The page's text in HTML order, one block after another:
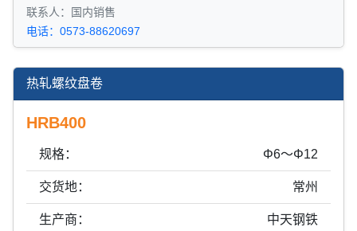
联系人：国内销售
电话：0573-88620697
热轧螺纹盘卷
HRB400
规格： Φ6～Φ12
交货地： 常州
生产商： 中天钢铁